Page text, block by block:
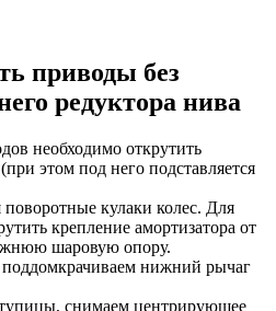
приводы без
редуктора нива
необходимо открутить
этом под него подставляется
кулаки колес. Для
крепление амортизатора от
шаровую опору.
поддомкрачиваем нижний рычаг
снимаем центрирующее